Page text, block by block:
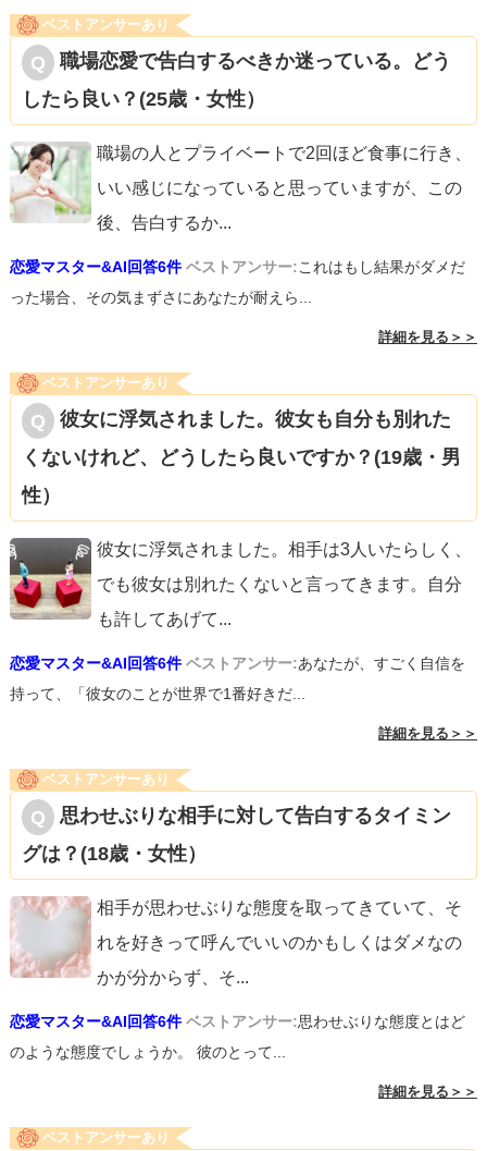
ベストアンサーあり
職場恋愛で告白するべきか迷っている。どう
したら良い？(25歳・女性）
職場の人とプライベートで2回ほど食事に行き、
いい感じになっていると思っていますが、この
後、告白するか...
恋愛マスター&AI回答6件 ベストアンサー:これはもし結果がダメだ
った場合、その気まずさにあなたが耐えら...
詳細を見る＞＞
ベストアンサーあり
彼女に浮気されました。彼女も自分も別れた
くないけれど、どうしたら良いですか？(19歳・男
性）
彼女に浮気されました。相手は3人いたらしく、
でも彼女は別れたくないと言ってきます。自分
も許してあげて...
恋愛マスター&AI回答6件 ベストアンサー:あなたが、すごく自信を
持って、「彼女のことが世界で1番好きだ...
詳細を見る＞＞
ベストアンサーあり
思わせぶりな相手に対して告白するタイミン
グは？(18歳・女性）
相手が思わせぶりな態度を取ってきていて、そ
れを好きって呼んでいいのかもしくはダメなの
かが分からず、そ...
恋愛マスター&AI回答6件 ベストアンサー:思わせぶりな態度とはど
のような態度でしょうか。 彼のとって...
詳細を見る＞＞
ベストアンサーあり